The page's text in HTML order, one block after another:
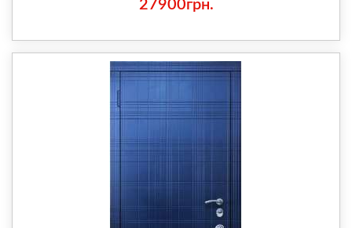
27900грн.